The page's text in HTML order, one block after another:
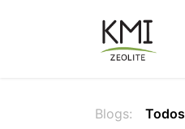
Blogs: Todos